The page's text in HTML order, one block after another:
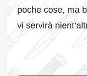
poche cose, ma
vi servirà